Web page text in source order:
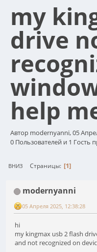
my
drive
help
Автор modernyanni, 05
0 Пользователей и 1 Гость
ВНИЗ Страницы 1
modernyanni
05 Апреля 2025, 12:38:28
hi
my kingmax usb 2 flash
and not recognized on